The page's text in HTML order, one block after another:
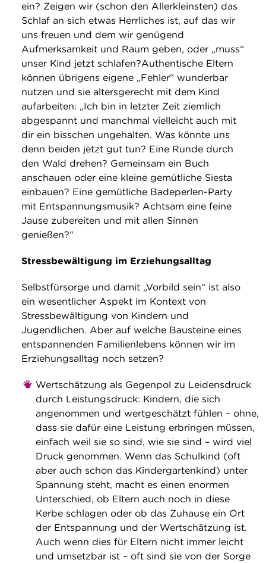
ein? Zeigen wir (schon den Allerkleinsten) das
Schlaf an sich etwas Herrliches ist, auf das wir
uns freuen und dem wir genügend
Aufmerksamkeit und Raum geben, oder „muss“
unser Kind jetzt schlafen?Authentische Eltern
können übrigens eigene „Fehler“ wunderbar
nutzen und sie altersgerecht mit dem Kind
aufarbeiten: „Ich bin in letzter Zeit ziemlich
abgespannt und manchmal vielleicht auch mit
dir ein bisschen ungehalten. Was könnte uns
denn beiden jetzt gut tun? Eine Runde durch
den Wald drehen? Gemeinsam ein Buch
anschauen oder eine kleine gemütliche Siesta
einbauen? Eine gemütliche Badeperlen-Party
mit Entspannungsmusik? Achtsam eine feine
Jause zubereiten und mit allen Sinnen
genießen?“
Stressbewältigung im Erziehungsalltag
Selbstfürsorge und damit „Vorbild sein“ ist also
ein wesentlicher Aspekt im Kontext von
Stressbewältigung von Kindern und
Jugendlichen. Aber auf welche Bausteine eines
entspannenden Familienlebens können wir im
Erziehungsalltag noch setzen?
Wertschätzung als Gegenpol zu Leidensdruck
durch Leistungsdruck: Kindern, die sich
angenommen und wertgeschätzt fühlen – ohne,
dass sie dafür eine Leistung erbringen müssen,
einfach weil sie so sind, wie sie sind – wird viel
Druck genommen. Wenn das Schulkind (oft
aber auch schon das Kindergartenkind) unter
Spannung steht, macht es einen enormen
Unterschied, ob Eltern auch noch in diese
Kerbe schlagen oder ob das Zuhause ein Ort
der Entspannung und der Wertschätzung ist.
Auch wenn dies für Eltern nicht immer leicht
und umsetzbar ist – oft sind sie von der Sorge